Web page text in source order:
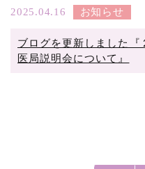
子
医
せ
2025.04.16 お知らせ
ブログを更新しました『
医局説明会について』